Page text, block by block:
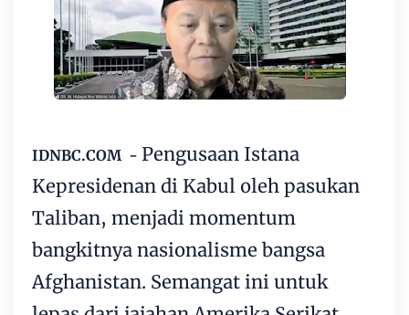
IDNBC.COM - Pengusaan Istana
Kepresidenan di Kabul oleh pasukan
Taliban, menjadi momentum
bangkitnya nasionalisme bangsa
Afghanistan. Semangat ini untuk